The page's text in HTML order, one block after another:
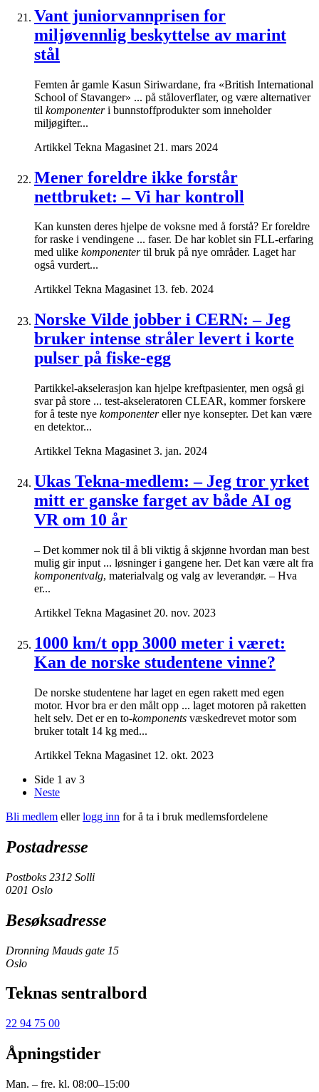
Vant juniorvannprisen for
miljøvennlig beskyttelse av marint
stål
Femten år gamle Kasun Siriwardane, fra «British International
School of Stavanger» ... på ståloverflater, og være alternativer
til komponenteri bunnstoffprodukter som inneholder
miljøgifter...
Artikkel Tekna Magasinet 21. mars 2024
Mener foreldre ikke forstår
nettbruket: – Vi har kontroll
Kan kunsten deres hjelpe de voksne med å forstå? Er foreldre
for raske i vendingene ... faser. De har koblet sin FLL-erfaring
med ulike komponentertil bruk på nye områder. Laget har
også vurdert...
Artikkel Tekna Magasinet 13. feb. 2024
Norske Vilde jobber i CERN: – Jeg
bruker intense stråler levert i korte
pulser på fiske-egg
Partikkel-akselerasjon kan hjelpe kreftpasienter, men også gi
svar på store ... test-akseleratoren CLEAR, kommer forskere
for å teste nye komponentereller nye konsepter. Det kan være
en detektor...
Artikkel Tekna Magasinet 3. jan. 2024
Ukas Tekna-medlem: – Jeg tror yrket
mitt er ganske farget av både AI og
VR om 10 år
– Det kommer nok til å bli viktig å skjønne hvordan man best
mulig gir input ... løsninger i gangene her. Det kan være alt fra
komponentvalg, materialvalg og valg av leverandør. – Hva
er...
Artikkel Tekna Magasinet 20. nov. 2023
1000 km/t opp 3000 meter i været:
Kan de norske studentene vinne?
De norske studentene har laget en egen rakett med egen
motor. Hvor bra er den målt opp ... laget motoren på raketten
helt selv. Det er en to-komponents væskedrevet motor som
bruker totalt 14 kg med...
Artikkel Tekna Magasinet 12. okt. 2023
Side 1 av 3
Neste
Bli medlem ellerlogg inn for å ta i bruk medlemsfordelene
Postadresse
Postboks 2312 Solli
0201 Oslo
Besøksadresse
Dronning Mauds gate 15
Oslo
Teknas sentralbord
22 94 75 00
Åpningstider
Man. – fre. kl. 08:00–15:00